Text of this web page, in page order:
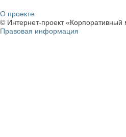
О проекте
© Интернет-проект
Правовая информация